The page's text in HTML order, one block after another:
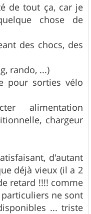
de tout ça, car je
chose de
des chocs, des
rando, ...)
pour sorties vélo
alimentation
chargeur
d'autant
déjà vieux (il a 2
retard !!!! comme
ne sont
... triste